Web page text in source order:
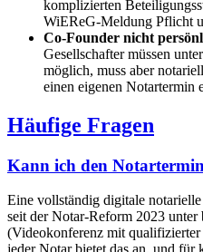
komplizierten
WiEReG-Meldung Pflicht
Co-Founder nicht
Gesellschafter müssen
möglich, muss aber
einen eigenen Notartermin
Häufige Fragen
Kann ich den
Eine vollständig digitale
seit der Notar-Reform 2023
(Videokonferenz mit